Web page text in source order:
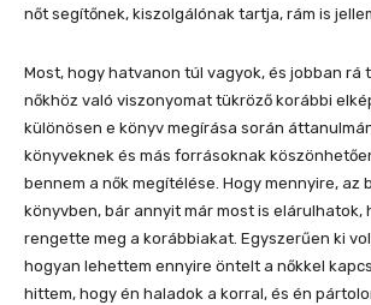
nőt segítőnek, kiszolgálónak tartja, rám is
Most, hogy hatvanon túl vagyok, és jobban rá
nőkhöz való viszonyomat tükröző korábbi
különösen e könyv megírása során
könyveknek és más forrásoknak
bennem a nők megítélése. Hogy mennyire, az
könyvben, bár annyit már most is elárulhatok,
rengette meg a korábbiakat. Egyszerűen ki
hogyan lehettem ennyire öntelt a nőkkel
hittem, hogy én haladok a korral, és én